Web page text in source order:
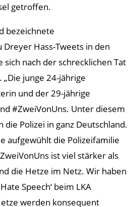
getroffen.
bezeichnete
Hass-Tweets in den
sich nach der schrecklichen Tat
junge 24-jährige
und der 29-jährige
#ZweiVonUns. Unter diesem
die Polizei in ganz Deutschland.
aufgewühlt die Polizeifamilie
ist viel stärker als
die Hetze im Netz. Wir haben
Speech‘ beim LKA
werden konsequent